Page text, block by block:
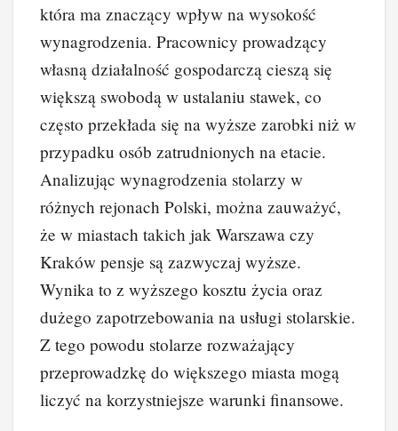
która ma znaczący wpływ na wysokość
wynagrodzenia. Pracownicy prowadzący
własną działalność gospodarczą cieszą się
większą swobodą w ustalaniu stawek, co
często przekłada się na wyższe zarobki niż w
przypadku osób zatrudnionych na etacie.
Analizując wynagrodzenia stolarzy w
różnych rejonach Polski, można zauważyć,
że w miastach takich jak Warszawa czy
Kraków pensje są zazwyczaj wyższe.
Wynika to z wyższego kosztu życia oraz
dużego zapotrzebowania na usługi stolarskie.
Z tego powodu stolarze rozważający
przeprowadzkę do większego miasta mogą
liczyć na korzystniejsze warunki finansowe.